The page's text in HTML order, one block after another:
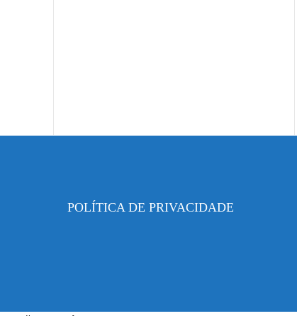
POLÍTICA DE PRIVACIDADE